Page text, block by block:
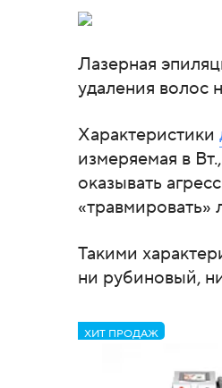
Лазерная
удаления волос
Характеристики
измеряемая в
оказывать
«травмировать»
Такими
ни рубиновый,
ХИТ ПРОДАЖ